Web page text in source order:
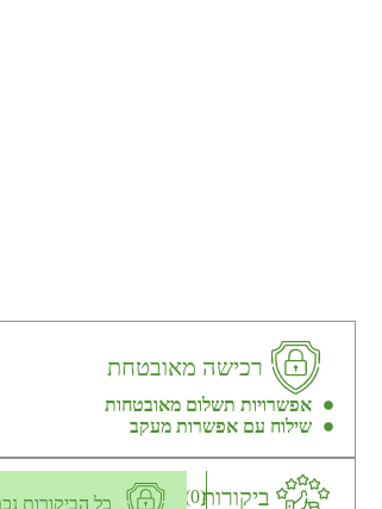
רכישה מאובטחת
אפשרויות תשלום מאובטחות
שילוח עם אפשרות מעקב
ביקורות(0) כל הביקורות